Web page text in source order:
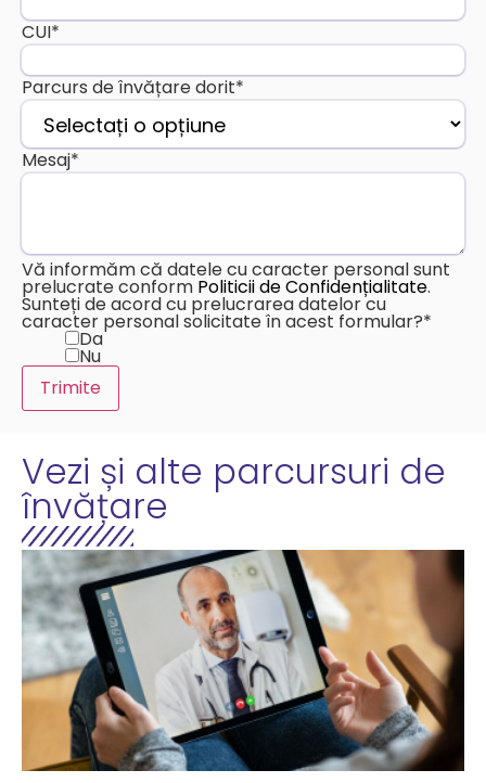
CUI*
Parcurs de învățare dorit*
Mesaj*
Vă informăm că datele cu caracter personal sunt
prelucrate conform Politicii de Confidențialitate.
Sunteți de acord cu prelucrarea datelor cu
caracter personal solicitate în acest formular?*
Da
Nu
Vezi și alte parcursuri de
învățare